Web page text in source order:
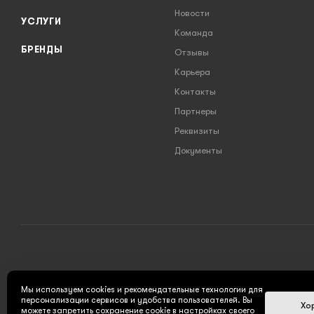
УСЛУГИ
БРЕНДЫ
Новости
Команда
Отзывы
Карьера
Контакты
Партнеры
Реквизиты
Документы
Мы используем cookies и рекомендательные технологии для
персонализации сервисов и удобства пользователей. Вы
можете запретить сохранение cookie в настройках своего